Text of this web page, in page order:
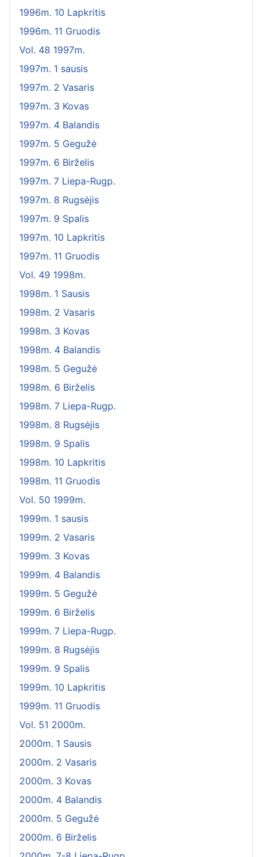
1996m. 10 Lapkritis
1996m. 11 Gruodis
Vol. 48 1997m.
1997m. 1 sausis
1997m. 2 Vasaris
1997m. 3 Kovas
1997m. 4 Balandis
1997m. 5 Gegužė
1997m. 6 Birželis
1997m. 7 Liepa-Rugp.
1997m. 8 Rugsėjis
1997m. 9 Spalis
1997m. 10 Lapkritis
1997m. 11 Gruodis
Vol. 49 1998m.
1998m. 1 Sausis
1998m. 2 Vasaris
1998m. 3 Kovas
1998m. 4 Balandis
1998m. 5 Gegužė
1998m. 6 Birželis
1998m. 7 Liepa-Rugp.
1998m. 8 Rugsėjis
1998m. 9 Spalis
1998m. 10 Lapkritis
1998m. 11 Gruodis
Vol. 50 1999m.
1999m. 1 sausis
1999m. 2 Vasaris
1999m. 3 Kovas
1999m. 4 Balandis
1999m. 5 Gegužė
1999m. 6 Birželis
1999m. 7 Liepa-Rugp.
1999m. 8 Rugsėjis
1999m. 9 Spalis
1999m. 10 Lapkritis
1999m. 11 Gruodis
Vol. 51 2000m.
2000m. 1 Sausis
2000m. 2 Vasaris
2000m. 3 Kovas
2000m. 4 Balandis
2000m. 5 Gegužė
2000m. 6 Birželis